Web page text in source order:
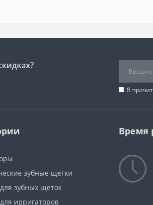
Я
зубные щетки
зубных щеток
ирригаторов
Время